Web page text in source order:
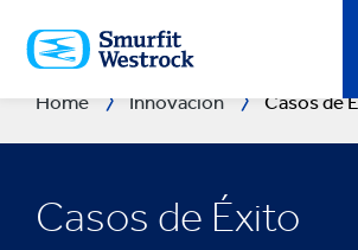
AL
CONTENIDO
PRINCIPAL
Home Innovación Casos de
Casos de Éxito